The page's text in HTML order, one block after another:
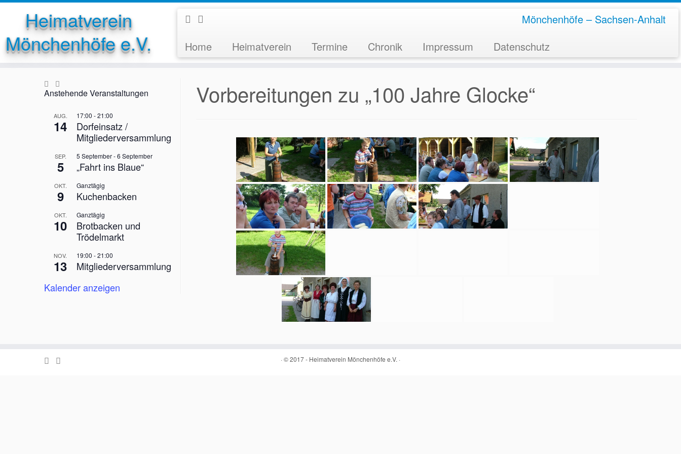
Heimatverein
Mönchenhöfe e.V.
Mönchenhöfe – Sachsen-Anhalt
Home
Heimatverein Termine Chronik Impressum Datenschutz
Anstehende Veranstaltungen
AUG.
14
17:00 -21:00
Dorfeinsatz /
Mitgliederversammlung
SEP.
5
5 September-6 September
„Fahrt ins Blaue“
OKT.
9
Ganztägig
Kuchenbacken
OKT.
10
Ganztägig
Brotbacken und
Trödelmarkt
NOV.
13
19:00 -21:00
Mitgliederversammlung
Kalender anzeigen
Vorbereitungen zu „100 Jahre Glocke“
·© 2017 - Heimatverein Mönchenhöfe e.V. ·